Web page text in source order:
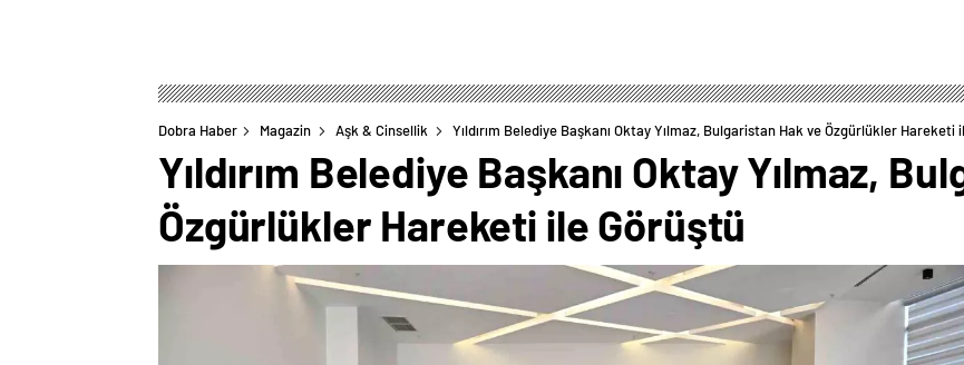
Dobra Haber Magazin Aşk & Cinsellik Yıldırım Belediye Başkanı Oktay Yılmaz, Bulgaristan Hak ve Özgürlükler Hareketi
Yıldırım Belediye Başkanı Oktay Yılmaz,
Özgürlükler Hareketi ile Görüştü